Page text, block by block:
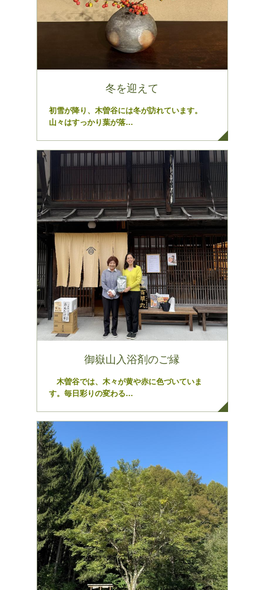
冬を迎えて
初雪が降り、木曽谷には冬が訪れています。
山々はすっかり葉が落…
御嶽山入浴剤のご縁
木曽谷では、木々が黄や赤に色づいていま
す。毎日彩りの変わる…